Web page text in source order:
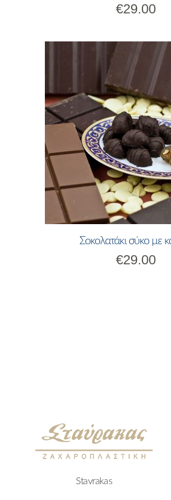
€29.00
Σοκολατάκι σύκο με
€29.00
Stavrakas